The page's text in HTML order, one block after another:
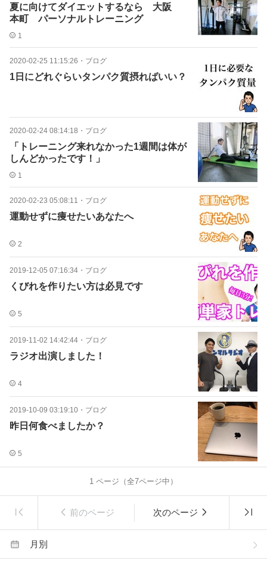
夏に向けてダイエットするなら 大阪
本町 パーソナルトレーニング
1
2020-02-25 11:15:26 ・ ブログ
1日にどれぐらいタンパク質摂ればいい？
2020-02-24 08:14:18 ・ ブログ
「トレーニング来れなかった1週間は体が
しんどかったです！」
1
2020-02-23 05:08:11 ・ ブログ
運動せずに痩せたいあなたへ
2
2019-12-05 07:16:34 ・ ブログ
くびれを作りたい方は必見です
5
2019-11-02 14:42:44 ・ ブログ
ラジオ出演しました！
4
2019-10-09 03:19:10 ・ ブログ
昨日何食べましたか？
5
1 ページ（全7ページ中）
前のページ 次のページ
月別